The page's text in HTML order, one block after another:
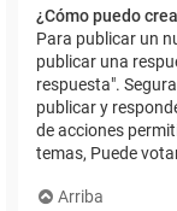
¿Cómo puedo
Para publicar un
publicar una
respuesta".
publicar y
de acciones
temas, Puede
Arriba